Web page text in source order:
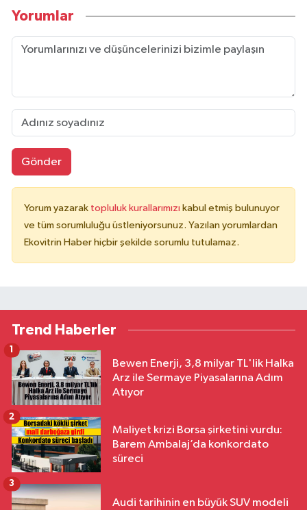
Yorumlar
Gönder
Yorum yazarak topluluk kurallarımızı kabul etmiş bulunuyor
ve tüm sorumluluğu üstleniyorsunuz. Yazılan yorumlardan
Ekovitrin Haber hiçbir şekilde sorumlu tutulamaz.
Trend Haberler
Bewen Enerji, 3,8 milyar TL'lik Halka
Arz ile Sermaye Piyasalarına Adım
Atıyor
1
Maliyet krizi Borsa şirketini vurdu:
Barem Ambalaj’da konkordato
süreci
2
Audi tarihinin en büyük SUV modeli
3